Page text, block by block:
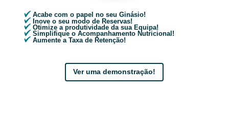
Acabe com o papel no seu Ginásio!
Inove o seu modo de Reservas!
Otimize a produtividade da sua Equipa!
Simplifique o Acompanhamento Nutricional!
Aumente a Taxa de Retenção!
Ver uma demonstração!